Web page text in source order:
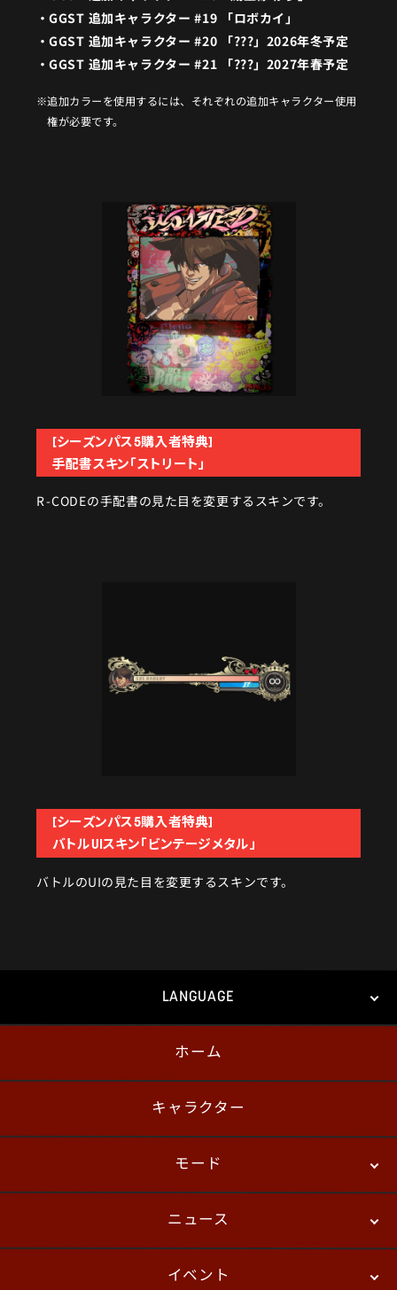
GGST 追加キャラクター #19 「ロボカイ」
GGST 追加キャラクター #20 「???」2026年冬予定
GGST 追加キャラクター #21 「???」2027年春予定
追加カラーを使用するには、それぞれの追加キャラクター使用
権が必要です。
[シーズンパス5購入者特典]
手配書スキン「ストリート」
R-CODEの手配書の見た目を変更するスキンです。
[シーズンパス5購入者特典]
バトルUIスキン「ビンテージメタル」
バトルのUIの見た目を変更するスキンです。
LANGUAGE
English
ホーム
キャラクター
モード
バトル
ニュース
パッチノート
イベント